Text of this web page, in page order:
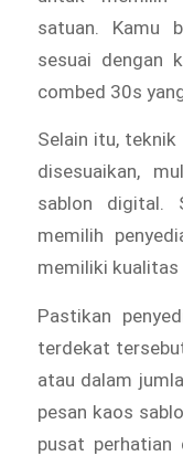
satuan. Kamu
sesuai dengan
combed 30s
Selain itu, teknik
disesuaikan,
sablon digital.
memilih
memiliki kualitas
Pastikan
terdekat
atau dalam
pesan kaos
pusat perhatian